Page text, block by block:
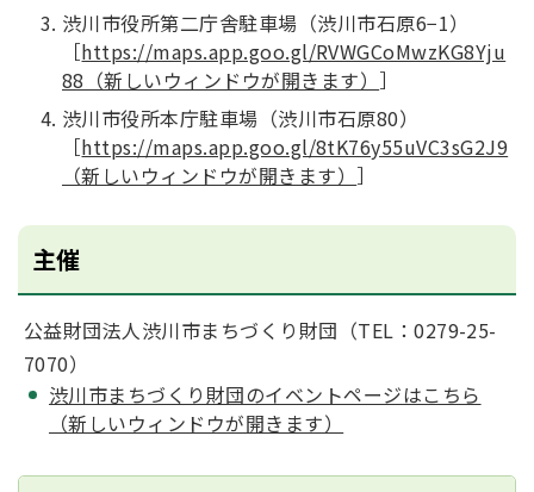
渋川市役所第二庁舎駐車場（渋川市石原6−1）
［https://maps.app.goo.gl/RVWGCoMwzKG8Yju
88（新しいウィンドウが開きます） ］
渋川市役所本庁駐車場（渋川市石原80）
［https://maps.app.goo.gl/8tK76y55uVC3sG2J9
（新しいウィンドウが開きます） ］
主催
公益財団法人渋川市まちづくり財団（TEL：0279-25-
7070）
渋川市まちづくり財団のイベントページはこちら
（新しいウィンドウが開きます）